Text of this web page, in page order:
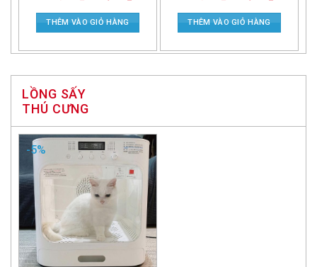
THÊM VÀO GIỎ HÀNG THÊM VÀO GIỎ HÀNG
LỒNG SẤY
THÚ CƯNG
-5%